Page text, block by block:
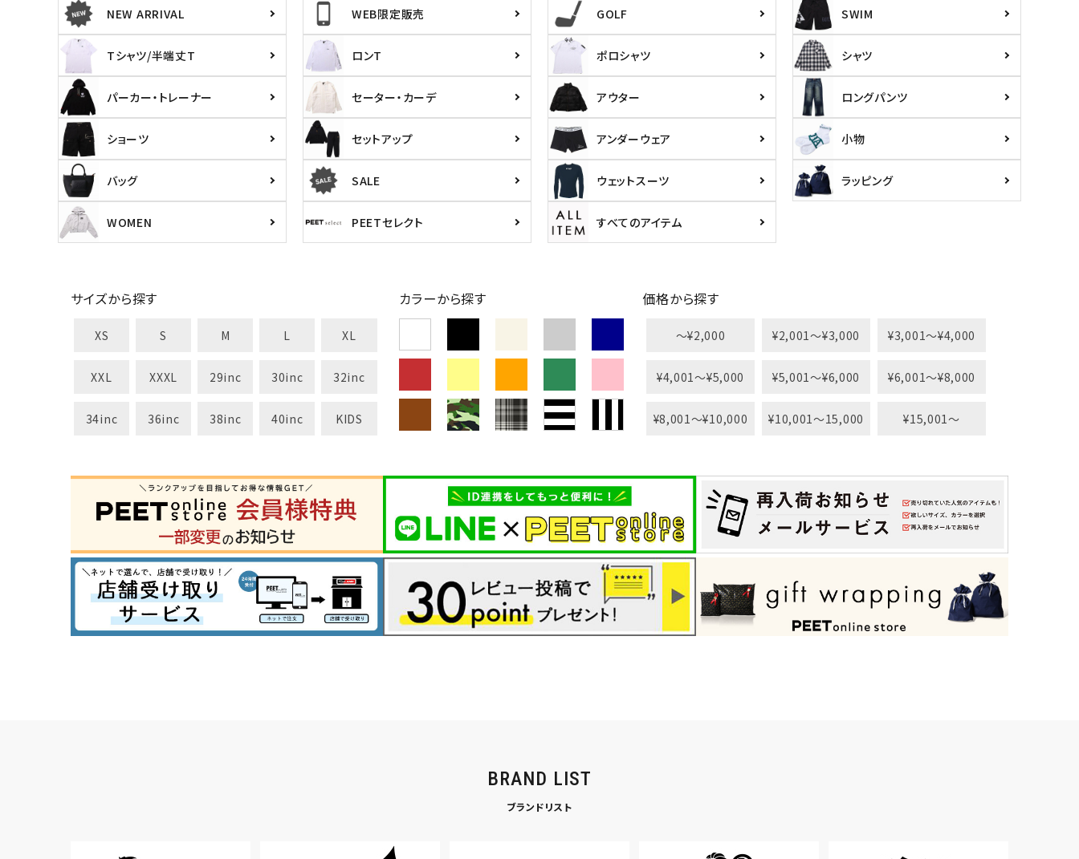
NEW ARRIVAL WEB限定販売 GOLF SWIM
Tシャツ/半端丈T ロンT ポロシャツ シャツ
パーカー・トレーナー セーター・カーデ アウター ロングパンツ
ショーツ セットアップ アンダーウェア 小物
バッグ SALE ウェットスーツ ラッピング
WOMEN PEETセレクト すべてのアイテム
サイズから探す
XS S M L XL
XXL XXXL 29inc 30inc 32inc
34inc 36inc 38inc 40inc KIDS
カラーから探す 価格から探す
〜¥2,000 ¥2,001〜¥3,000 ¥3,001〜¥4,000
¥4,001〜¥5,000 ¥5,001〜¥6,000 ¥6,001〜¥8,000
¥8,001〜¥10,000 ¥10,001〜15,000 ¥15,001〜
BRAND LIST
ブランドリスト